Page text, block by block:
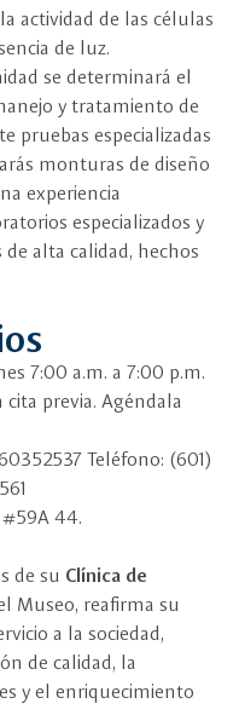
actividad de las células
de luz.
se determinará el
y tratamiento de
pruebas especializadas
monturas de diseño
experiencia
especializados y
alta calidad, hechos
7:00 a.m. a 7:00 p.m.
cita previa. Agéndala
Teléfono: (601)
#59A 44.
de su Clínica de
Museo, reafirma su
a la sociedad,
de calidad, la
y el enriquecimiento